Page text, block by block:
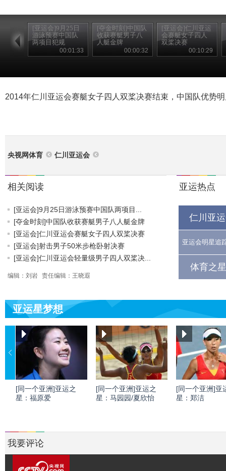
[亚运会]9月25日
游泳预赛中国队
两项目犯规
00:01:33
[夺金时刻]中国队
收获赛艇男子八
人艇金牌
00:00:32
[亚运会]仁川亚运
会赛艇女子四人
双桨决赛
00:10:29
2014年仁川亚运会赛艇女子四人双桨决赛结束，中国队优势
央视网体育 仁川亚运会
相关阅读
[亚运会]9月25日游泳预赛中国队两项目...
[夺金时刻]中国队收获赛艇男子八人艇金牌
[亚运会]仁川亚运会赛艇女子四人双桨决赛
[亚运会]射击男子50米步枪卧射决赛
[亚运会]仁川亚运会轻量级男子四人双桨决...
编辑：刘岩 责任编辑：王晓遐
亚运热点
仁川亚
亚运会明星追
体育之
亚运星梦想
[同一个亚洲]亚运之
星：福原爱
[同一个亚洲]亚运之
星：马园园/夏欣怡
[同一个亚洲]亚
星：郑洁
我要评论